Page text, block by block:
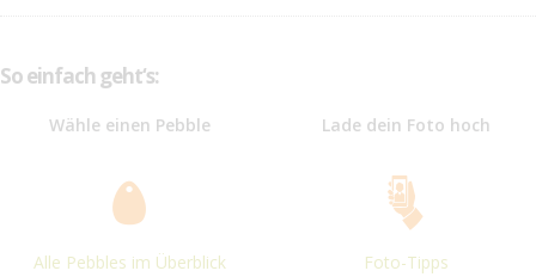
So einfach geht‘s:
Wähle einen Pebble
Alle Pebbles im Überblick
Lade dein Foto hoch
Foto-Tipps